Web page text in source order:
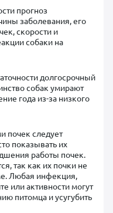
прогноз
заболевания, его
скорости и
собаки на
долгосрочный
собак умирают
года из-за низкого
почек следует
показывать их
работы почек.
так как их почки не
Любая инфекция,
или активности могут
питомца и усугубить